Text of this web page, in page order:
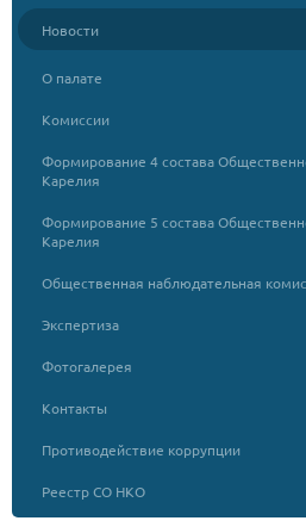
Новости
О палате
Комиссии
Формирование 4 состава
Карелия
Формирование 5 состава
Карелия
Общественная наблюдательная
Экспертиза
Фотогалерея
Контакты
Противодействие коррупции
Реестр СО НКО